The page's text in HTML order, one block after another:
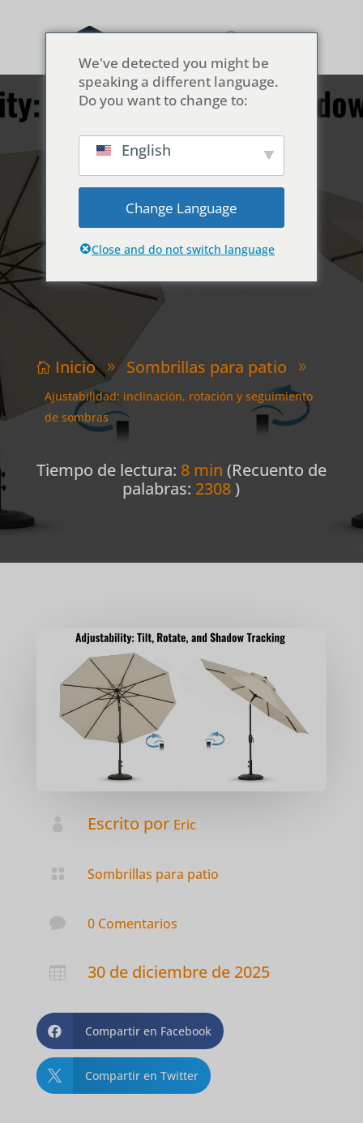
Ajustabilidad:
inclinación, rotación y
seguimiento de
sombras
 Inicio 9 Sombrillas para patio 9
Ajustabilidad: inclinación, rotación y seguimiento
de sombras
Tiempo de lectura: 8 min (Recuento de
palabras: 2308 )
Escrito por Eric
 Sombrillas para patio
 0 Comentarios
 30 de diciembre de 2025
 Compartir en Facebook
 Compartir en Twitter
We've detected you might be
speaking a different language.
Do you want to change to:
English
Change Language
Close and do not switch language